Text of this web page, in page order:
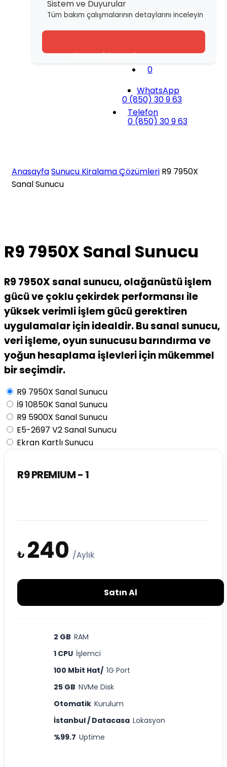
Sistem ve Duyurular
Tüm bakım çalışmalarının detaylarını inceleyin
Hizmet Sözleşmesi
0
WhatsApp
0 (850) 30 9 63
Telefon
0 (850) 30 9 63
AnasayfaSunucu Kiralama Çözümleri R9 7950X
Sanal Sunucu
R9 7950X Sanal Sunucu
R9 7950X sanal sunucu, olağanüstü işlem
gücü ve çoklu çekirdek performansı ile
yüksek verimli işlem gücü gerektiren
uygulamalar için idealdir. Bu sanal sunucu,
veri işleme, oyun sunucusu barındırma ve
yoğun hesaplama işlevleri için mükemmel
bir seçimdir.
R9 7950X Sanal Sunucu
İ9 10850K Sanal Sunucu
R9 5900X Sanal Sunucu
E5-2697 V2 Sanal Sunucu
Ekran Kartlı Sunucu
R9 PREMIUM - 1
₺ 240 /Aylık
Satın Al
2 GB RAM
1 CPU İşlemci
100 Mbit Hat/ 1G Port
25 GB NVMe Disk
Otomatik Kurulum
İstanbul / Datacasa Lokasyon
%99.7 Uptime